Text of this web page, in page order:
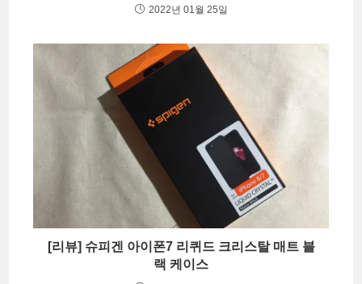
2022년 01월 25일
[리뷰] 슈피겐 아이폰7 리퀴드 크리스탈 매트 블
랙 케이스